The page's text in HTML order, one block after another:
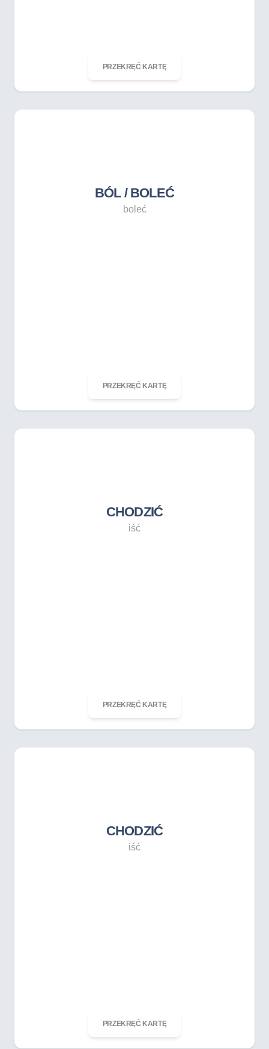
PRZEKRĘĆ KARTĘ
ODKRĘĆ KARTĘ
BÓL / BOLEĆ
boleć
PRZEKRĘĆ KARTĘ
ODKRĘĆ KARTĘ
CHODZIĆ
iść
PRZEKRĘĆ KARTĘ
ODKRĘĆ KARTĘ
CHODZIĆ
iść
PRZEKRĘĆ KARTĘ
ODKRĘĆ KARTĘ